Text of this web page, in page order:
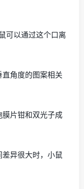
可以通过这个口离
角度的图案相关
片钳和双光子成
异很大时，小鼠